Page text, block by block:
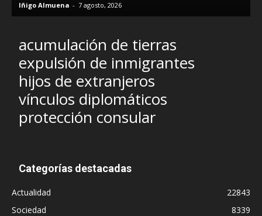
Iñigo Almuena - 7 agosto, 2026
acumulación de tierras
expulsión de inmigrantes
hijos de extranjeros
vínculos diplomáticos
protección consular
Categorías destacadas
Actualidad
22843
Sociedad
8339